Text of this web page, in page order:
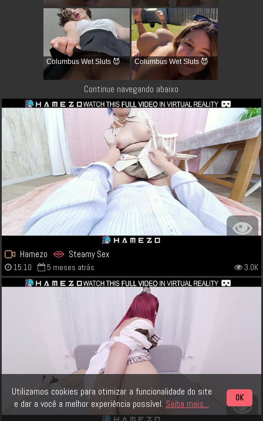
Utilizamos cookies para otimizar a funcionalidade do site
e dar a você a melhor experiência possível. Saiba mais... OK
Columbus Wet Sluts 😈 Columbus Wet Sluts 😈
Continue navegando abaixo
Hamezo Steamy Sex
15:10 5 meses atrás 3.0K